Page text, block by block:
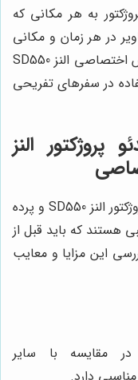
به هر مکانی که
در هر زمان و مکانی
لذت ببرید. این ویژگی، پرده نمایش اختصاصی النز SD550
در سفرهای تفریحی
النز
مانند هر محصول دیگری، مینی ویدئو پروژکتور النز SD550 و پرده
هستند که باید قبل از
این مزایا و معایب
مقایسه با سایر